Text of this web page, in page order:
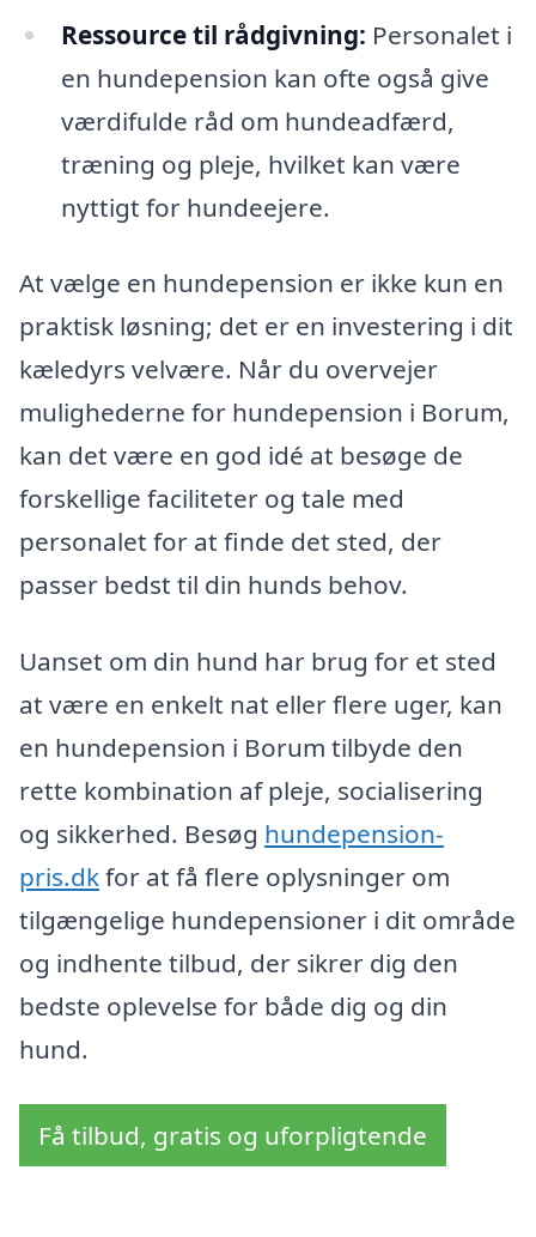
Ressource til rådgivning: Personalet i
en hundepension kan ofte også give
værdifulde råd om hundeadfærd,
træning og pleje, hvilket kan være
nyttigt for hundeejere.
At vælge en hundepension er ikke kun en
praktisk løsning; det er en investering i dit
kæledyrs velvære. Når du overvejer
mulighederne for hundepension i Borum,
kan det være en god idé at besøge de
forskellige faciliteter og tale med
personalet for at finde det sted, der
passer bedst til din hunds behov.
Uanset om din hund har brug for et sted
at være en enkelt nat eller flere uger, kan
en hundepension i Borum tilbyde den
rette kombination af pleje, socialisering
og sikkerhed. Besøg hundepension-
pris.dkfor at få flere oplysninger om
tilgængelige hundepensioner i dit område
og indhente tilbud, der sikrer dig den
bedste oplevelse for både dig og din
hund.
Få tilbud, gratis og uforpligtende